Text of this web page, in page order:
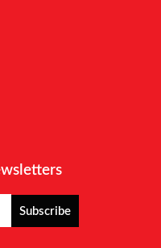
Subscribe